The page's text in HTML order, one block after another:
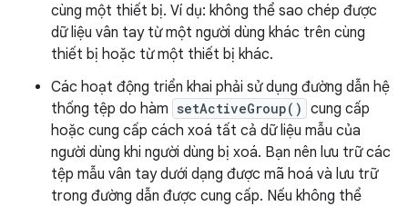
cùng một thiết bị. Ví dụ: không thể sao chép được
dữ liệu vân tay từ một người dùng khác trên cùng
thiết bị hoặc từ một thiết bị khác.
Các hoạt động triển khai phải sử dụng đường dẫn hệ
thống tệp do hàm setActiveGroup() cung cấp
hoặc cung cấp cách xoá tất cả dữ liệu mẫu của
người dùng khi người dùng bị xoá. Bạn nên lưu trữ các
tệp mẫu vân tay dưới dạng được mã hoá và lưu trữ
trong đường dẫn được cung cấp. Nếu không thể